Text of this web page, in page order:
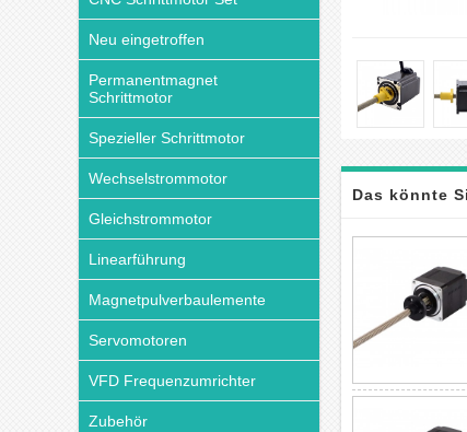
Neu eingetroffen
Permanentmagnet
Schrittmotor
Spezieller Schrittmotor
Wechselstrommotor
Gleichstrommotor
Linearführung
Magnetpulverbaulemente
Servomotoren
VFD Frequenzumrichter
Zubehör
Das könnte